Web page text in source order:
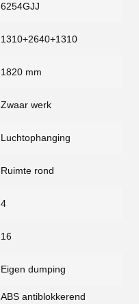
6254GJJ
1310+2640+1310
1820 mm
Zwaar werk
Luchtophanging
Ruimte rond
4
16
Eigen dumping
ABS antiblokkerend